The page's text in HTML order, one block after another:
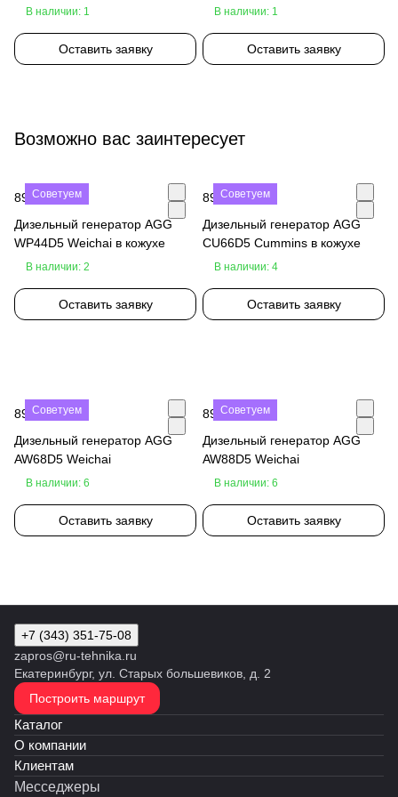
В наличии: 1
Оставить заявку
В наличии: 1
Оставить заявку
Возможно вас заинтересует
Советуем
890 000 ₽
Дизельный генератор AGG
WP44D5 Weichai в кожухе
В наличии: 2
Оставить заявку
Советуем
890 000 ₽
Дизельный генератор AGG
CU66D5 Cummins в кожухе
В наличии: 4
Оставить заявку
Советуем
890 000 ₽
Дизельный генератор AGG
AW68D5 Weichai
В наличии: 6
Оставить заявку
Советуем
890 000 ₽
Дизельный генератор AGG
AW88D5 Weichai
В наличии: 6
Оставить заявку
+7 (343) 351-75-08
zapros@ru-tehnika.ru
Екатеринбург, ул. Старых большевиков, д. 2
Построить маршрут
Каталог
О компании
Клиентам
Месседжеры